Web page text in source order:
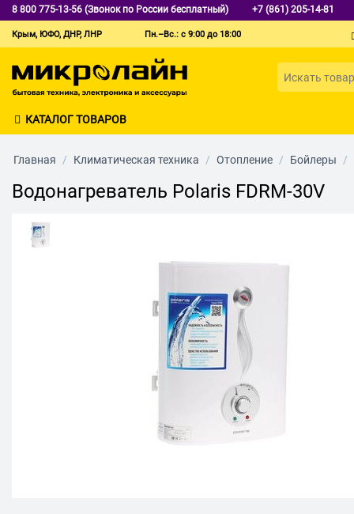
8 800 775-13-56 (Звонок по России бесплатный) +7 (861) 205-14-81
Крым, ЮФО, ДНР, ЛНР Пн.–Вс.: с 9:00 до 18:00
КАТАЛОГ ТОВАРОВ
Главная / Климатическая техника / Отопление / Бойлеры /
Водонагреватель Polaris FDRM-30V